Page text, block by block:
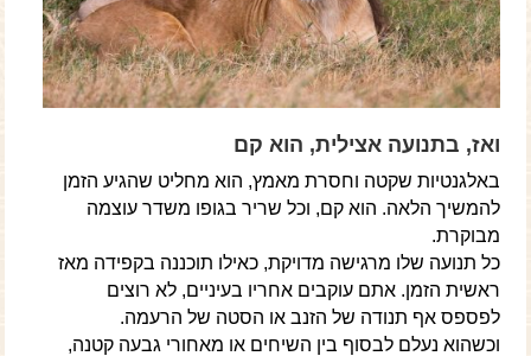
ואז, בתנועה אצילית, הוא קם
באלגנטיות שקטה וחסרת מאמץ, הוא מחליט שהגיע הזמן
להמשיך הלאה. הוא קם, וכל שריר בגופו משדר עוצמה
מבוקרת.
כל תנועה שלו מרגישה מדויקת, כאילו תוכננה בקפידה מאז
ראשית הזמן. אתם עוקבים אחריו בעיניים, לא רוצים
לפספס אף תנודה של הזנב או הסטה של הרעמה.
וכשהוא נעלם לבסוף בין השיחים או מאחורי גבעה קטנה,